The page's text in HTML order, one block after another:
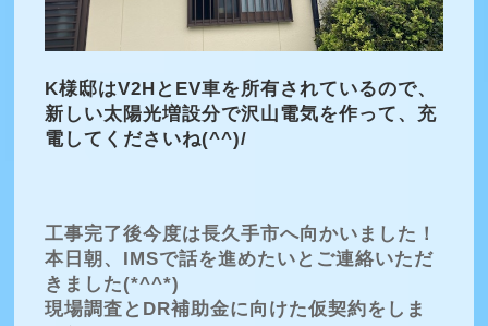
K様邸はV2HとEV車を所有されているので、
新しい太陽光増設分で沢山電気を作って、充
電してくださいね(^^)/
工事完了後今度は長久手市へ向かいました！
本日朝、IMSで話を進めたいとご連絡いただ
きました(*^^*)
現場調査とDR補助金に向けた仮契約をしま